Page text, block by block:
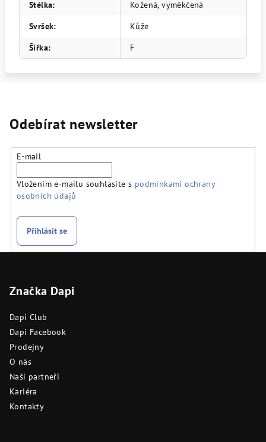
Stélka:
Kožená, vyměkčená
Svršek:
Kůže
Šířka: F
Odebírat newsletter
E-mail
Vložením e-mailu souhlasíte s podmínkami ochrany
osobních údajů
Přihlásit se
Značka Dapi
Dapi Club
Dapi Facebook
Prodejny
O nás
Naši partneři
Kariéra
Kontakty